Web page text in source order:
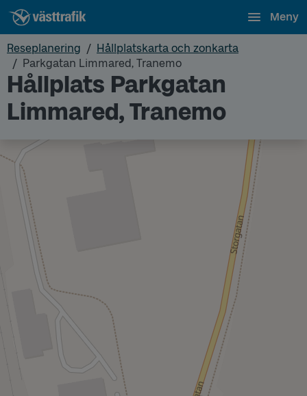
Meny
Reseplanering
Hållplatskarta och zonkarta
Parkgatan Limmared, Tranemo
Hållplats Parkgatan
Limmared, Tranemo